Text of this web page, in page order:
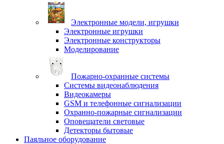
Электронные модели, игрушки
Электронные игрушки
Электронные конструкторы
Моделирование
Пожарно-охранные системы
Системы видеонаблюдения
Видеокамеры
GSM и телефонные сигнализации
Охранно-пожарные сигнализации
Оповещатели световые
Детекторы бытовые
Паяльное оборудование